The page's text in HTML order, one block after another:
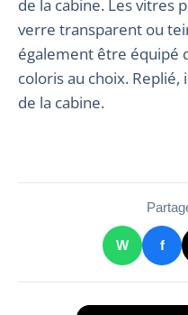
de la cabine. Les vitres
verre transparent ou
également être équipé
coloris au choix. Replié,
de la cabine.
W f